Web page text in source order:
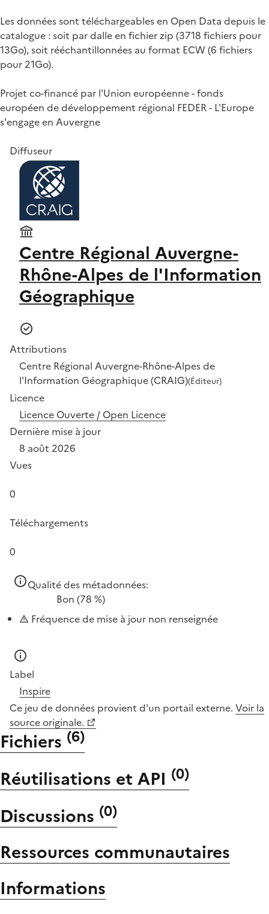
Les données sont téléchargeables en Open Data depuis le
catalogue : soit par dalle en fichier zip (3718 fichiers pour
13Go), soit rééchantillonnées au format ECW (6 fichiers
pour 21Go).
Projet co-financé par l'Union européenne - fonds
européen de développement régional FEDER - L'Europe
s'engage en Auvergne
Diffuseur
Centre Régional Auvergne-
Rhône-Alpes de l'Information
Géographique
Attributions
Centre Régional Auvergne-Rhône-Alpes de
l'Information Géographique (CRAIG)(Éditeur)
Licence
Licence Ouverte / Open Licence
Dernière mise à jour
8 août 2026
Vues
0
Téléchargements
0
Qualité des métadonnées:
Bon (78 %)
Fréquence de mise à jour non renseignée
Label
Inspire
Ce jeu de données provient d'un portail externe. Voir la
source originale.
Fichiers (6)
Réutilisations et API (0)
Discussions (0)
Ressources communautaires
Informations